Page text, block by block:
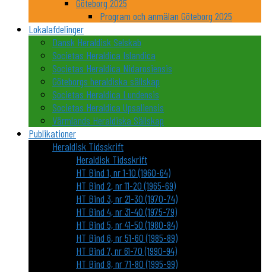
Göteborg 2025
Program och anmälan Göteborg 2025
Lokalafdelinger
Dansk Heraldisk Selskab
Societas Heraldica Islandica
Societas Heraldica Nidarosiensis
Göteborgs heraldiska sällskap
Societas Heraldica Lundensis
Societas Heraldica Upsaliensis
Värmlands Heraldiska Sällskap
Publikationer
Heraldisk Tidsskrift
Heraldisk Tidsskrift
HT Bind 1, nr 1-10 (1960-64)
HT Bind 2, nr 11-20 (1965-69)
HT Bind 3, nr 21-30 (1970-74)
HT Bind 4, nr 31-40 (1975-79)
HT Bind 5, nr 41-50 (1980-84)
HT Bind 6, nr 51-60 (1985-89)
HT Bind 7, nr 61-70 (1990-94)
HT Bind 8, nr 71-80 (1995-99)